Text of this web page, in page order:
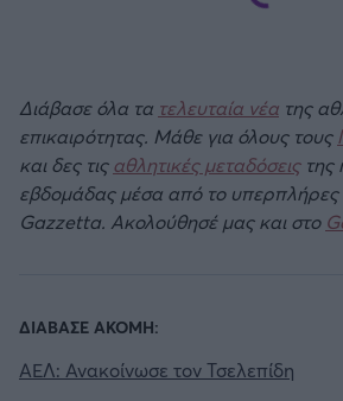
Διάβασε όλα τα τελευταία νέα της
επικαιρότητας. Μάθε για όλους τους
και δες τιςαθλητικές μεταδόσειςτης
εβδομάδας μέσα από το
Gazzetta. Ακολούθησέ μας και στο
ΔΙΑΒΑΣΕ ΑΚΟΜΗ:
ΑΕΛ: Ανακοίνωσε τον Τσελεπίδη